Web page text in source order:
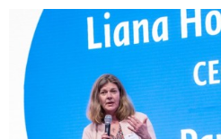
zorg en ondersteuning. Het zet in op
toegankelijke zorg, goed onderwijs
wordt) en meer woningen. Veel
Nederlander en weinig voor het